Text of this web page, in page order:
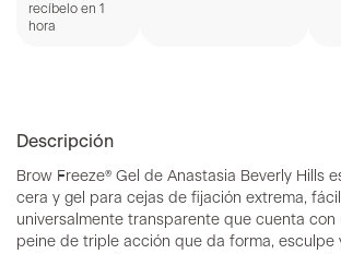
recíbelo en 1
hora
Descripción
Brow Freeze® Gel de Anastasia Beverly Hills
cera y gel para cejas de fijación extrema,
universalmente transparente que cuenta
peine de triple acción que da forma, esculpe